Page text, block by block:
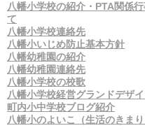
八幡小学校の紹介・PTA関係
て
八幡小学校連絡先
八幡小いじめ防止基本方針
八幡幼稚園の紹介
八幡幼稚園連絡先
八幡小学校の校歌
八幡小学校経営グランドデザ
町内小中学校ブログ紹介
八幡小のよいこ（生活のきまり